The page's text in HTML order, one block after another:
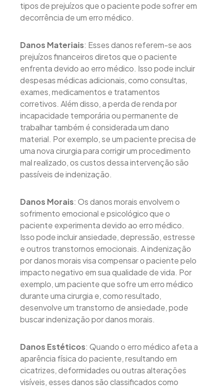
tipos de prejuízos que o paciente pode sofrer em
decorrência de um erro médico.
Danos Materiais: Esses danos referem-se aos
prejuízos financeiros diretos que o paciente
enfrenta devido ao erro médico. Isso pode incluir
despesas médicas adicionais, como consultas,
exames, medicamentos e tratamentos
corretivos. Além disso, a perda de renda por
incapacidade temporária ou permanente de
trabalhar também é considerada um dano
material. Por exemplo, se um paciente precisa de
uma nova cirurgia para corrigir um procedimento
mal realizado, os custos dessa intervenção são
passíveis de indenização.
Danos Morais: Os danos morais envolvem o
sofrimento emocional e psicológico que o
paciente experimenta devido ao erro médico.
Isso pode incluir ansiedade, depressão, estresse
e outros transtornos emocionais. A indenização
por danos morais visa compensar o paciente pelo
impacto negativo em sua qualidade de vida. Por
exemplo, um paciente que sofre um erro médico
durante uma cirurgia e, como resultado,
desenvolve um transtorno de ansiedade, pode
buscar indenização por danos morais.
Danos Estéticos: Quando o erro médico afeta a
aparência física do paciente, resultando em
cicatrizes, deformidades ou outras alterações
visíveis, esses danos são classificados como